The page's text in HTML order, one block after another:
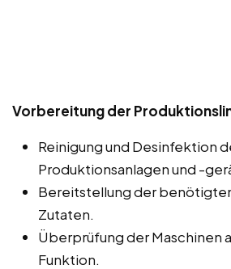
Vorbereitung der
Reinigung und Desinfektion
Produktionsanlagen und -
Bereitstellung der
Zutaten.
Überprüfung der Maschinen
Funktion.